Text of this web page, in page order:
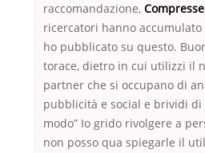
raccomandazione,
ricercatori hanno
ho pubblicato su questo.
torace, dietro in cui utilizzi il
partner che si occupano di
pubblicità e social e brividi
modo” Io grido rivolgere a
non posso qua spiegarle il